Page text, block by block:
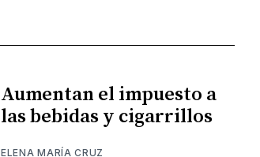
Aumentan el impuesto a
las bebidas y cigarrillos
ELENA MARÍA CRUZ